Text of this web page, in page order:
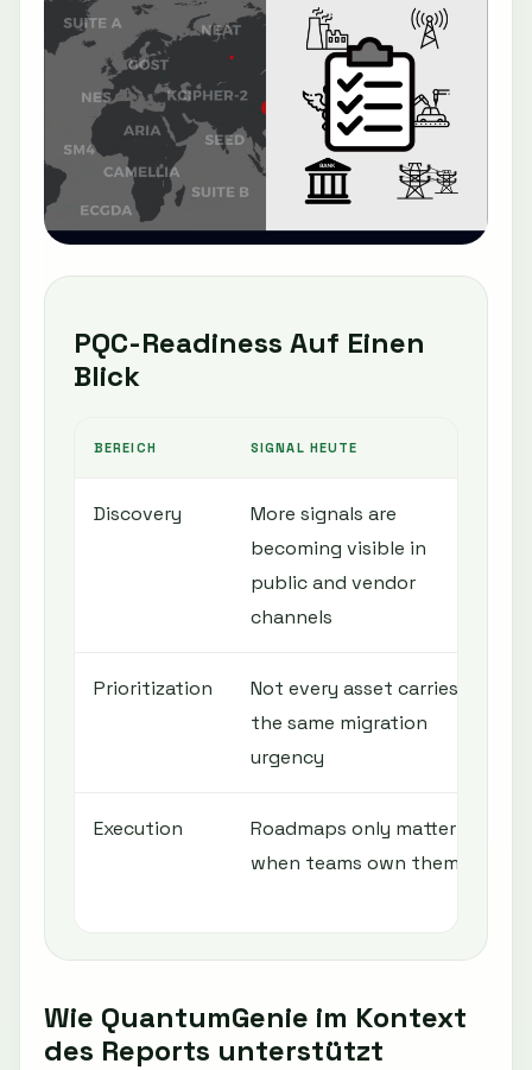
PQC-Readiness Auf Einen
Blick
BEREICH SIGNAL HEUTE
Discovery
More signals are
becoming visible in
public and vendor
channels
Prioritization
Not every asset carries
the same migration
urgency
Execution
Roadmaps only matter
when teams own them
Wie QuantumGenie im Kontext
des Reports unterstützt